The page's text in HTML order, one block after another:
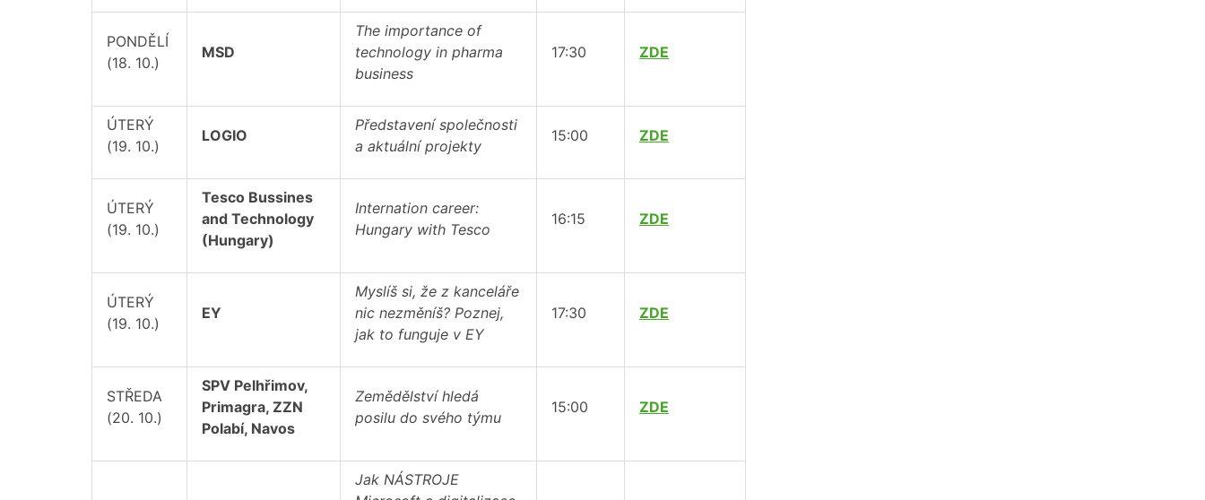
PONDĚLÍ
(18. 10.)
MSD
The importance of
technology in pharma
business
17:30 ZDE
ÚTERÝ
(19. 10.)
LOGIO
Představení společnosti
a aktuální projekty
15:00 ZDE
ÚTERÝ
(19. 10.)
Tesco Bussines
and Technology
(Hungary)
Internation career:
Hungary with Tesco
16:15 ZDE
ÚTERÝ
(19. 10.)
EY
Myslíš si, že z kanceláře
nic nezměníš? Poznej,
jak to funguje v EY
17:30 ZDE
STŘEDA
(20. 10.)
SPV Pelhřimov,
Primagra, ZZN
Polabí, Navos
Zemědělství hledá
posilu do svého týmu
15:00 ZDE
Jak NÁSTROJE